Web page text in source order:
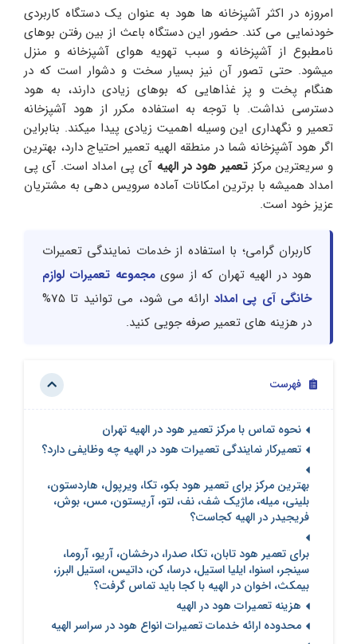
امروزه در اکثر آشپزخانه ها هود به عنوان یک دستگاه کاربردی
خودنمایی می کند. حضور این دستگاه باعث از بین رفتن بوهای
نامطبوع از آشپزخانه و سبب تهویه هوای آشپزخانه و منزل
میشود. حتی تصور آن نیز بسیار سخت و دشوار است که در
هنگام پخت و پز غذاهایی که بوهای زیادی دارند، به هود
دسترسی نداشت. با توجه به استفاده مکرر از هود آشپزخانه
تعمیر و نگهداری این وسیله اهمیت زیادی پیدا میکند. بنابراین
اگر هود آشپزخانه شما در منطقه الهیه تعمیر احتیاج دارد، بهترین
و سریعترین مرکز تعمیر هود در الهیه آی پی امداد است. آی پی
امداد همیشه با برترین امکانات آماده سرویس دهی به مشتریان
عزیز خود است.
کاربران گرامی؛ با استفاده از خدمات نمایندگی تعمیرات
هود در الهیه تهران که از سویمجموعه تعمیرات لوازم
خانگی آی پی امداد
ارائه می شود، می توانید تا 75%
در هزینه های تعمیر صرفه جویی کنید.
فهرست
نحوه تماس با مرکز تعمیر هود در الهیه تهران
تعمیرکار نمایندگی تعمیرات هود در الهیه چه وظایفی دارد؟
بهترین مرکز برای تعمیر هود بکو، تکا، ویرپول، هاردستون،
بلینی، میله، ماژیک شف، نف، لتو، آریستون، مس، بوش،
فریجیدر در الهیه کجاست؟
برای تعمیر هود تابان، تکا، صدرا، درخشان، آریو، آروما،
سینجر، اسنوا، ایلیا استیل، درسا، کن، داتیس، استیل البرز،
بیمکث، اخوان در الهیه با کجا باید تماس گرفت؟
هزینه تعمیرات هود در الهیه
محدوده ارائه خدمات تعمیرات انواع هود در سراسر الهیه